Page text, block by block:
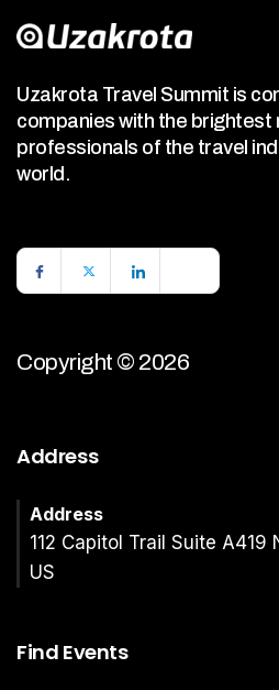
Uzakrota Travel Summit is
companies with the brightest
professionals of the travel
world.
Copyright © 2026
Address
Address
112 Capitol Trail Suite A419
US
Find Events